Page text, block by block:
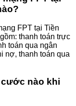
FPT tại Tiền
thanh toán trực
toán qua ngân
nợ, thanh toán qua
nào khi